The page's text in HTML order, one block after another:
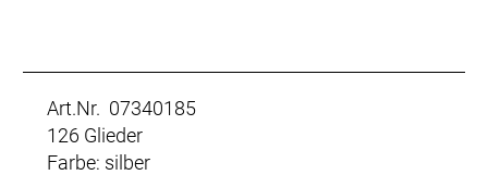
Art.Nr. 07340185
126 Glieder
Farbe: silber